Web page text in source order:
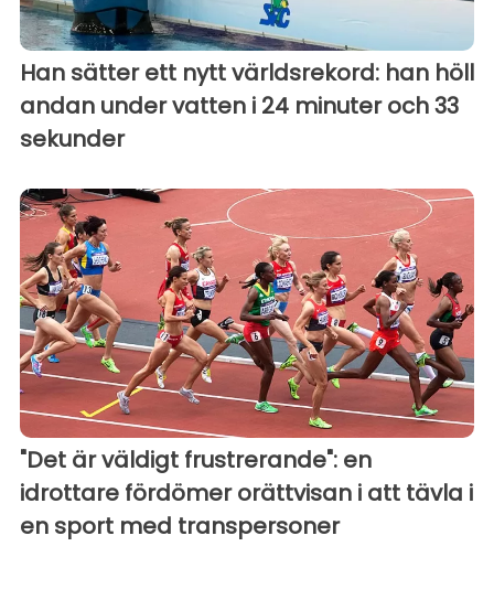
Han sätter ett nytt världsrekord: han höll
andan under vatten i 24 minuter och 33
sekunder
"Det är väldigt frustrerande": en
idrottare fördömer orättvisan i att tävla i
en sport med transpersoner